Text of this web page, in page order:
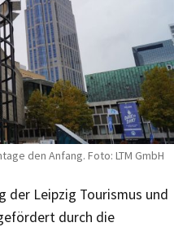
den Anfang. Foto: LTM GmbH
der Leipzig Tourismus und
durch die